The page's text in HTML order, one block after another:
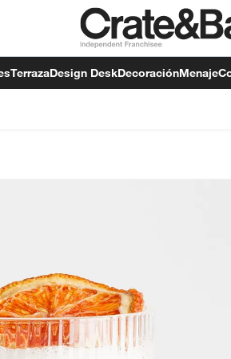
TerrazaDesign DeskDecoraciónMenaje